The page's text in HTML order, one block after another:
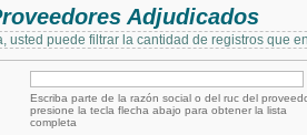
Adjudicados
usted puede filtrar la cantidad de registros que
Escriba parte de la razón social o del ruc del
presione la tecla flecha abajo para obtener la lista
completa